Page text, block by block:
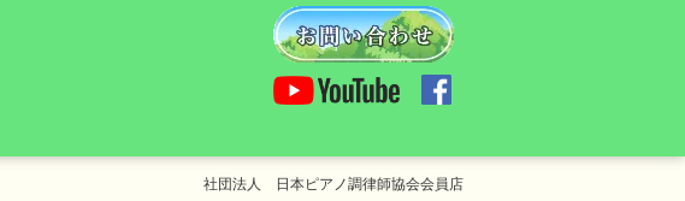
社団法人 日本ピアノ調律師協会会員店